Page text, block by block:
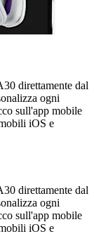
direttamente dal
ogni
sull'app mobile
iOS e
direttamente dal
ogni
sull'app mobile
iOS e